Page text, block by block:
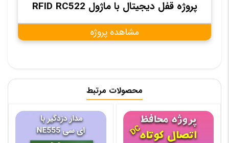
پروژه قفل دیجیتال با ماژول RFID RC522
مشاهده پروژه
محصولات مرتبط